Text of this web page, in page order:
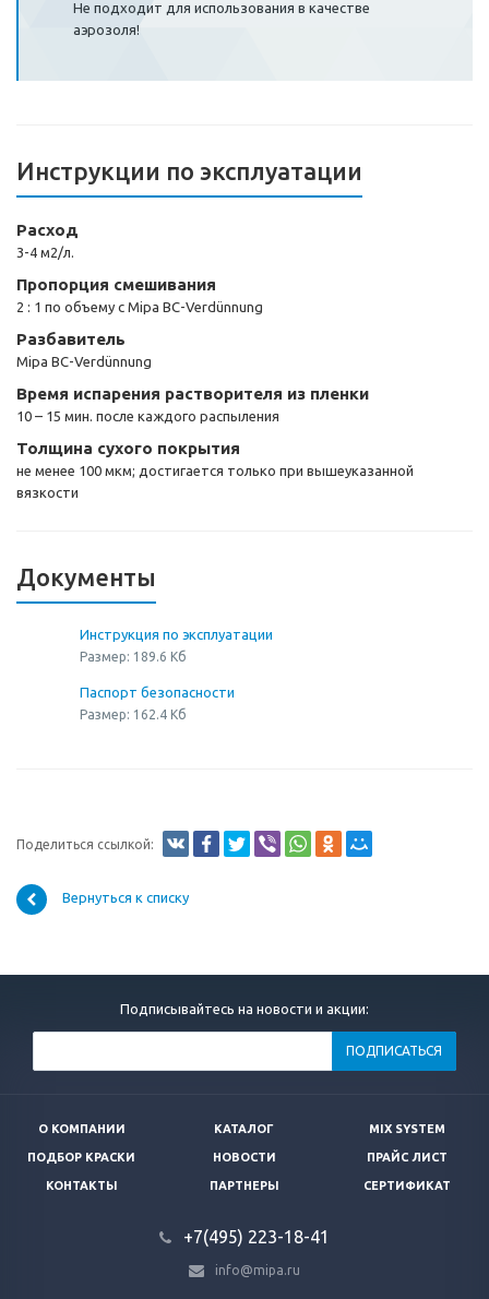
Не подходит для использования в качестве
аэрозоля!
Инструкции по эксплуатации
Расход
3-4 м2/л.
Пропорция смешивания
2 : 1 по объему с Mipa BC-Verdünnung
Разбавитель
Mipa BC-Verdünnung
Время испарения растворителя из пленки
10 – 15 мин. после каждого распыления
Толщина сухого покрытия
не менее 100 мкм; достигается только при вышеуказанной
вязкости
Документы
Инструкция по эксплуатации
Размер: 189.6 Кб
Паспорт безопасности
Размер: 162.4 Кб
Поделиться ссылкой:
Вернуться к списку
Подписывайтесь на новости и акции:
ПОДПИСАТЬСЯ
О КОМПАНИИ КАТАЛОГ MIX SYSTEM
ПОДБОР КРАСКИ НОВОСТИ ПРАЙС ЛИСТ
КОНТАКТЫ ПАРТНЕРЫ СЕРТИФИКАТ
+7(495) 223-18-41
info@mipa.ru